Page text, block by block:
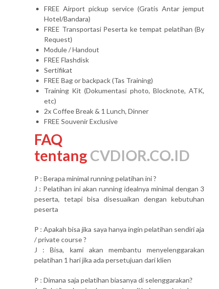
FREE Airport pickup service (Gratis Antar jemput
Hotel/Bandara)
FREE Transportasi Peserta ke tempat pelatihan (By
Request)
Module / Handout
FREE Flashdisk
Sertifikat
FREE Bag or backpack (Tas Training)
Training Kit (Dokumentasi photo, Blocknote, ATK,
etc)
2x Coffee Break & 1 Lunch, Dinner
FREE Souvenir Exclusive
FAQ
tentangCVDIOR.CO.ID
P : Berapa minimal running pelatihan ini ?
J : Pelatihan ini akan running idealnya minimal dengan 3
peserta, tetapi bisa disesuaikan dengan kebutuhan
peserta
P : Apakah bisa jika saya hanya ingin pelatihan sendiri aja
/ private course ?
J : Bisa, kami akan membantu menyelenggarakan
pelatihan 1 hari jika ada persetujuan dari klien
P : Dimana saja pelatihan biasanya di selenggarakan?